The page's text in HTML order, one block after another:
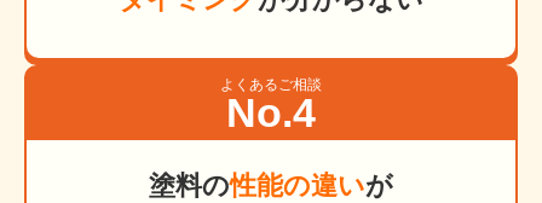
よくあるご相談
No.4
塗料の性能の違いが